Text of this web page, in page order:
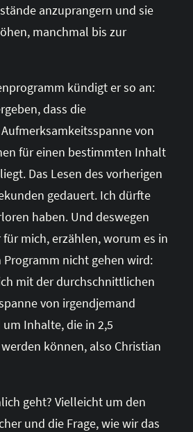
anzuprangern und sie
manchmal bis zur
kündigt er so an:
dass die
von
für einen bestimmten Inhalt
Das Lesen des vorherigen
gedauert. Ich dürfte
haben. Und deswegen
mich, erzählen, worum es in
nicht gehen wird:
mit der durchschnittlichen
von irgendjemand
Inhalte, die in 2,5
können, also Christian
geht? Vielleicht um den
und die Frage, wie wir das